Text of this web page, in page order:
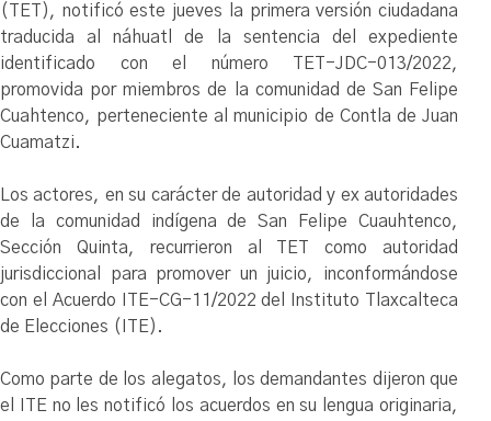
(TET), notificó este jueves la primera versión ciudadana
traducida al náhuatl de la sentencia del expediente
identificado con el número TET-JDC-013/2022,
promovida por miembros de la comunidad de San Felipe
Cuahtenco, perteneciente al municipio de Contla de Juan
Cuamatzi.
Los actores, en su carácter de autoridad y ex autoridades
de la comunidad indígena de San Felipe Cuauhtenco,
Sección Quinta, recurrieron al TET como autoridad
jurisdiccional para promover un juicio, inconformándose
con el Acuerdo ITE-CG-11/2022 del Instituto Tlaxcalteca
de Elecciones (ITE).
Como parte de los alegatos, los demandantes dijeron que
el ITE no les notificó los acuerdos en su lengua originaria,